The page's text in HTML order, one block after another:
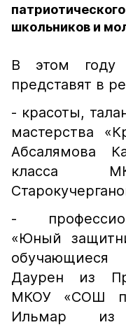
школьников и
В этом году
представят в
- красоты,
мастерства
Абсалямова
класса
-
«Юный
Даурен из
МКОУ «СОШ
Ильмар